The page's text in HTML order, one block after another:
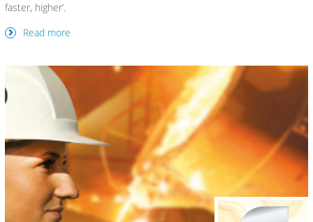
faster, higher’.
Read more